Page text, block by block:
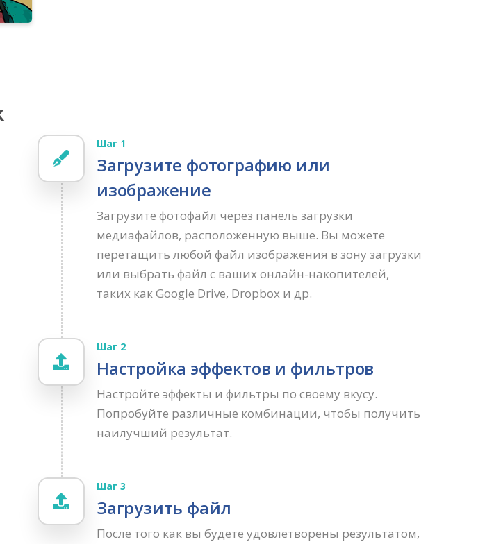
Шаг 1
Загрузите фотографию или
изображение
Загрузите фотофайл через панель загрузки
медиафайлов, расположенную выше. Вы можете
перетащить любой файл изображения в зону загрузки
или выбрать файл с ваших онлайн-накопителей,
таких как Google Drive, Dropbox и др.
Шаг 2
Настройка эффектов и фильтров
Настройте эффекты и фильтры по своему вкусу.
Попробуйте различные комбинации, чтобы получить
наилучший результат.
Шаг 3
Загрузить файл
После того как вы будете удовлетворены результатом,